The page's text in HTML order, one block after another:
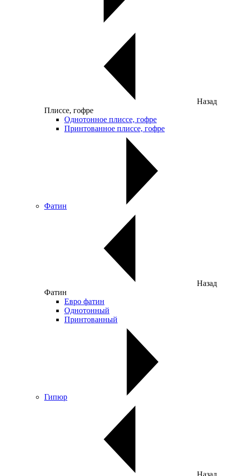
Назад
Плиссе, гофре
Однотонное плиссе, гофре
Принтованное плиссе, гофре
Фатин
Назад
Фатин
Евро фатин
Однотонный
Принтованный
Гипюр
Назад